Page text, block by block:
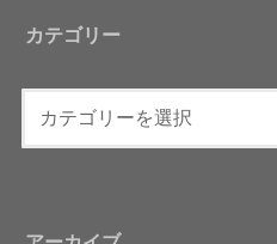
カテゴリー